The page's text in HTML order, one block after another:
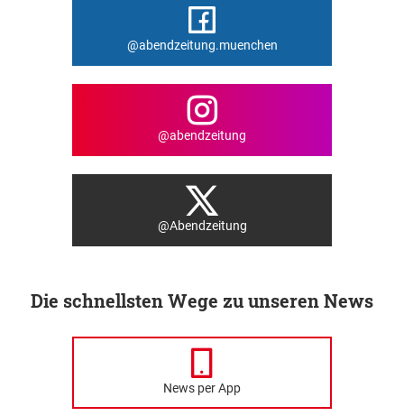
@abendzeitung.muenchen
@abendzeitung
@Abendzeitung
Die schnellsten Wege zu unseren News
News per App